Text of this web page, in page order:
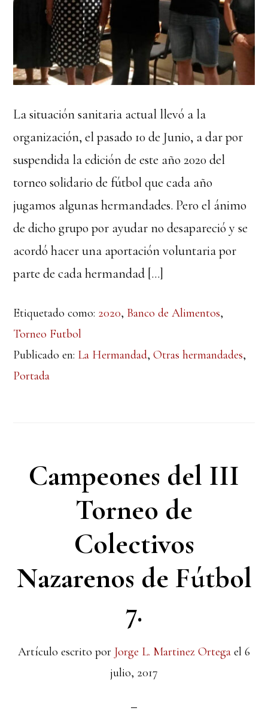
La situación sanitaria actual llevó a la
organización, el pasado 10 de Junio, a dar por
suspendida la edición de este año 2020 del
torneo solidario de fútbol que cada año
jugamos algunas hermandades. Pero el ánimo
de dicho grupo por ayudar no desapareció y se
acordó hacer una aportación voluntaria por
parte de cada hermandad […]
Etiquetado como: 2020, Banco de Alimentos,
Torneo Futbol
Publicado en: La Hermandad,Otras hermandades,
Portada
Campeones del III
Torneo de
Colectivos
Nazarenos de Fútbol
7.
Artículo escrito por Jorge L. Martinez Ortega el 6
julio, 2017